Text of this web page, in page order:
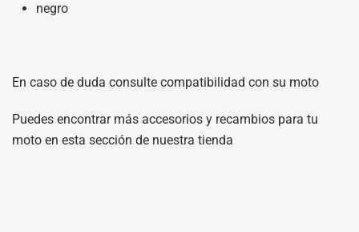
negro
En caso de duda consulte compatibilidad con su moto
Puedes encontrar más accesorios y recambios para tu
moto en esta sección de nuestra tienda